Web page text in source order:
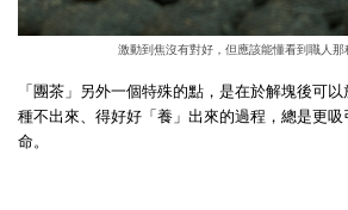
激動到焦沒有對好，但應該能懂看到職人那
「團茶」另外一個特殊的點，是在於解塊後可
種不出來、得好好「養」出來的過程，總是更
命。